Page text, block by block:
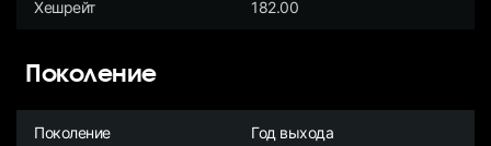
Хешрейт 182.00
Поколение
Поколение Год выхода